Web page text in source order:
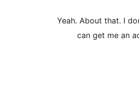
Yeah. About that. I
can get me an